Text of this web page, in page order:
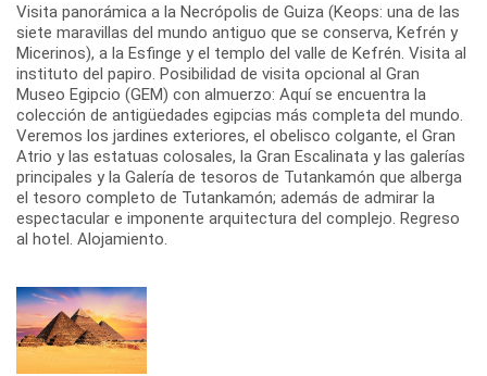
Visita panorámica a la Necrópolis de Guiza (Keops: una de las
siete maravillas del mundo antiguo que se conserva, Kefrén y
Micerinos), a la Esfinge y el templo del valle de Kefrén. Visita al
instituto del papiro. Posibilidad de visita opcional al Gran
Museo Egipcio (GEM) con almuerzo: Aquí se encuentra la
colección de antigüedades egipcias más completa del mundo.
Veremos los jardines exteriores, el obelisco colgante, el Gran
Atrio y las estatuas colosales, la Gran Escalinata y las galerías
principales y la Galería de tesoros de Tutankamón que alberga
el tesoro completo de Tutankamón; además de admirar la
espectacular e imponente arquitectura del complejo. Regreso
al hotel. Alojamiento.